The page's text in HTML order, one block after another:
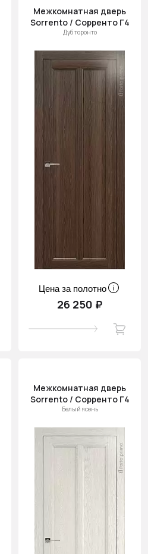
Межкомнатная дверь
Sorrento / Сорренто Г4
Дуб торонто
Цена за полотно
26 250 ₽
Межкомнатная дверь
Sorrento / Сорренто Г4
Белый ясень